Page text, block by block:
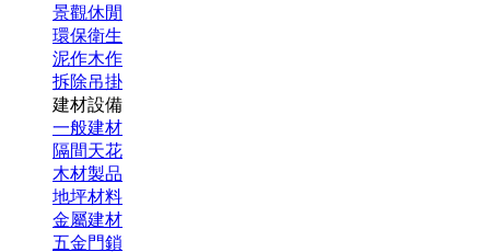
景觀休閒
環保衛生
泥作木作
拆除吊掛
建材設備
一般建材
隔間天花
木材製品
地坪材料
金屬建材
五金門鎖